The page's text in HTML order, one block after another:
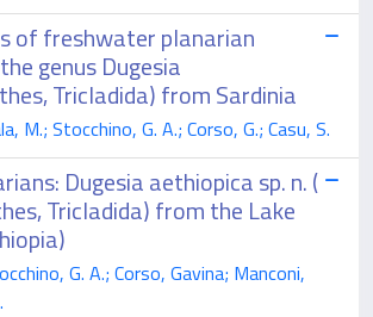
of freshwater planarian
genus Dugesia
Tricladida) from Sardinia
M.; Stocchino, G. A.; Corso, G.; Casu, S.
Dugesia aethiopica sp. n. (
Tricladida) from the Lake
G. A.; Corso, Gavina; Manconi,